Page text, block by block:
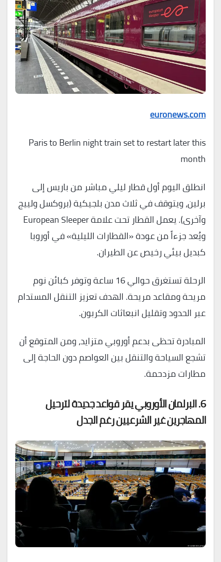
euronews.com
Paris to Berlin night train set to restart later this
month
انطلق اليوم أول قطار ليلي مباشر من باريس إلى
برلين، ويتوقف في ثلاث مدن بلجيكية (بروكسل ولييج
وآخرى). يعمل القطار تحت علامة European Sleeper
ويُعد جزءاً من عودة «القطارات الليلية» في أوروبا
كبديل بيئي رخيص عن الطيران.
الرحلة تستغرق حوالي 16 ساعة وتوفر كبائن نوم
مريحة ومقاعد مريحة. الهدف تعزيز التنقل المستدام
عبر الحدود وتقليل انبعاثات الكربون.
المبادرة تحظى بدعم أوروبي متزايد، ومن المتوقع أن
تشجع السياحة والتنقل بين العواصم دون الحاجة إلى
مطارات مزدحمة.
6. البرلمان الأوروبي يقر قواعد جديدة لترحيل
المهاجرين غير الشرعيين رغم الجدل